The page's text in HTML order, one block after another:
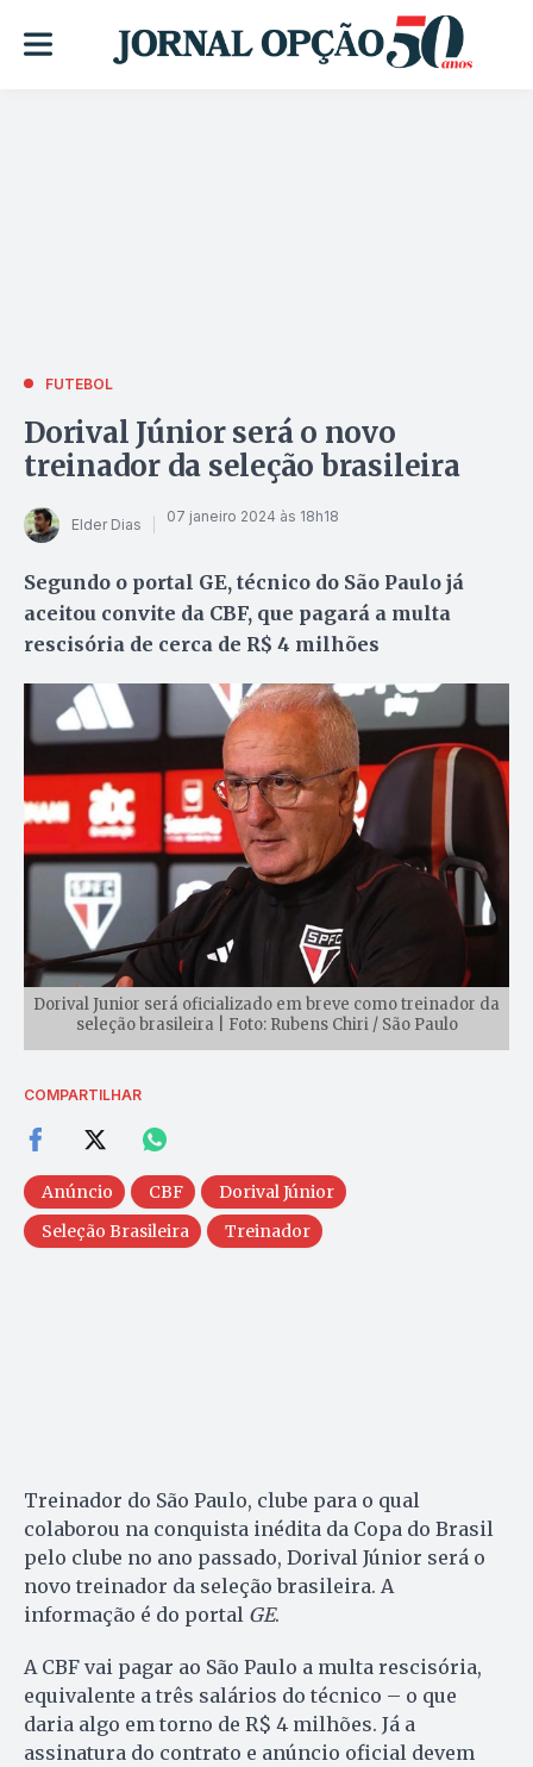
FUTEBOL
Dorival Júnior será o novo
treinador da seleção brasileira
Elder Dias 07 janeiro 2024 às 18h18
Segundo o portal GE, técnico do São Paulo já
aceitou convite da CBF, que pagará a multa
rescisória de cerca de R$ 4 milhões
Dorival Junior será oficializado em breve como treinador da
seleção brasileira | Foto: Rubens Chiri / São Paulo
COMPARTILHAR
Anúncio CBF
Dorival Júnior
Seleção Brasileira
Treinador
Treinador do São Paulo, clube para o qual
colaborou na conquista inédita da Copa do Brasil
pelo clube no ano passado, Dorival Júnior será o
novo treinador da seleção brasileira. A
informação é do portal GE.
A CBF vai pagar ao São Paulo a multa rescisória,
equivalente a três salários do técnico – o que
daria algo em torno de R$ 4 milhões. Já a
assinatura do contrato e anúncio oficial devem